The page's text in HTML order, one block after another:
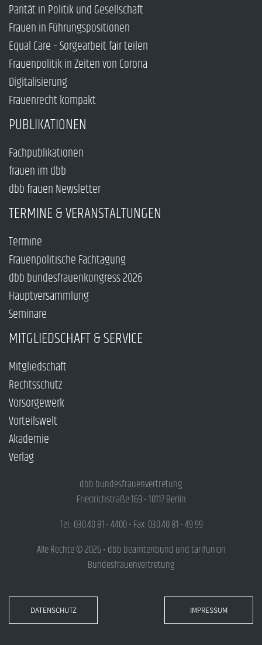
Parität in Politik und Gesellschaft
Frauen in Führungspositionen
Equal Care – Sorgearbeit fair teilen
Frauenpolitik in Zeiten von Corona
Digitalisierung
Frauenrecht kompakt
PUBLIKATIONEN
Fachpublikationen
frauen im dbb
dbb frauen Newsletter
TERMINE & VERANSTALTUNGEN
Termine
Frauenpolitische Fachtagung
dbb bundesfrauenkongress 2026
Hauptversammlung
Seminare
MITGLIEDSCHAFT & SERVICE
Mitgliedschaft
Rechtsschutz
Vorsorgewerk
Vorteilswelt
Akademie
Verlag
dbb bundesfrauenvertretung
Friedrichstraße 169 • 10117 Berlin
Tel.: 030.40 81 - 4400 • Fax: 030.40 81 - 49 99
Alle Rechte © 2026 • dbb beamtenbund und tarifunion
Bundesfrauenvertretung
DATENSCHUTZ IMPRESSUM